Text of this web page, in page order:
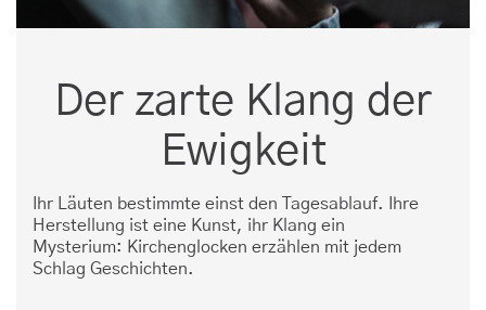
Der zarte Klang der
Ewigkeit
Ihr Läuten bestimmte einst den Tagesablauf. Ihre
Herstellung ist eine Kunst, ihr Klang ein
Mysterium: Kirchenglocken erzählen mit jedem
Schlag Geschichten.